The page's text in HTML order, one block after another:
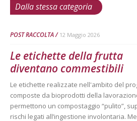
Dalla stessa categoria
POST RACCOLTA 12 Maggio 2026
Le etichette della frutta
diventano commestibili
Le etichette realizzate nell'ambito del
composte da bioprodotti della
permettono un compostaggio “pulito”,
rischi legati all’ingestione involontaria.